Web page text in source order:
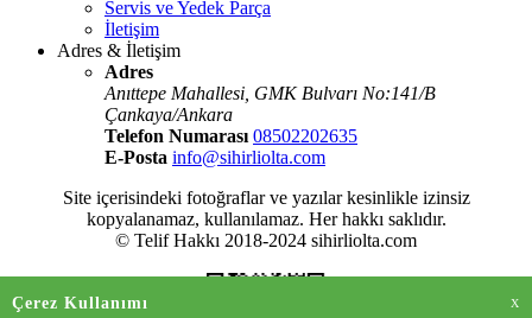
Servis ve Yedek Parça
İletişim
Adres & İletişim
Adres
Anıttepe Mahallesi, GMK Bulvarı No:141/B
Çankaya/Ankara
Telefon Numarası 08502202635
E-Posta info@sihirliolta.com
Site içerisindeki fotoğraflar ve yazılar kesinlikle izinsiz
kopyalanamaz, kullanılamaz. Her hakkı saklıdır.
© Telif Hakkı 2018-2024 sihirliolta.com
Çerez Kullanımı X